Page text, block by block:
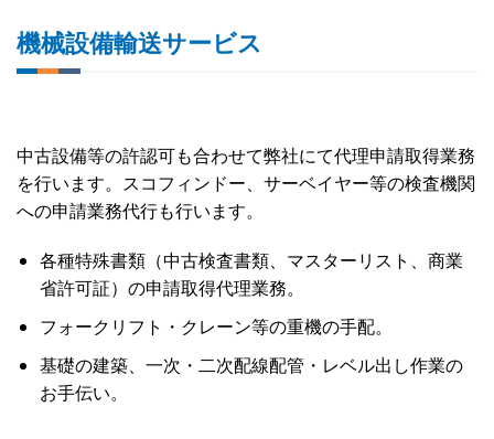
機械設備輸送サービス
中古設備等の許認可も合わせて弊社にて代理申請取得業務
を行います。スコフィンドー、サーベイヤー等の検査機関
への申請業務代行も行います。
各種特殊書類（中古検査書類、マスターリスト、商業
省許可証）の申請取得代理業務。
フォークリフト・クレーン等の重機の手配。
基礎の建築、一次・二次配線配管・レベル出し作業の
お手伝い。